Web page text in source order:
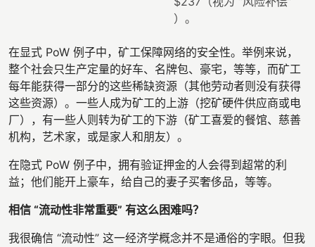
）。
在显式 PoW 例子中，矿工保障网络的安全性。举例来说，
整个社会只生产定量的好车、名牌包、豪宅，等等，而矿工
每年能获得一部分的这些稀缺资源（其他劳动者则没有获得
这些资源）。一些人成为矿工的上游（挖矿硬件供应商或电
厂），有一些人则转为矿工的下游（矿工喜爱的餐馆、慈善
机构，艺术家，或是家人和朋友）。
在隐式 PoW 例子中，拥有验证押金的人会得到超常的利
益；他们能开上豪车，给自己的妻子买奢侈品，等等。
相信 “流动性非常重要” 有这么困难吗？
我很确信 “流动性” 这一经济学概念并不是通俗的字眼。但我